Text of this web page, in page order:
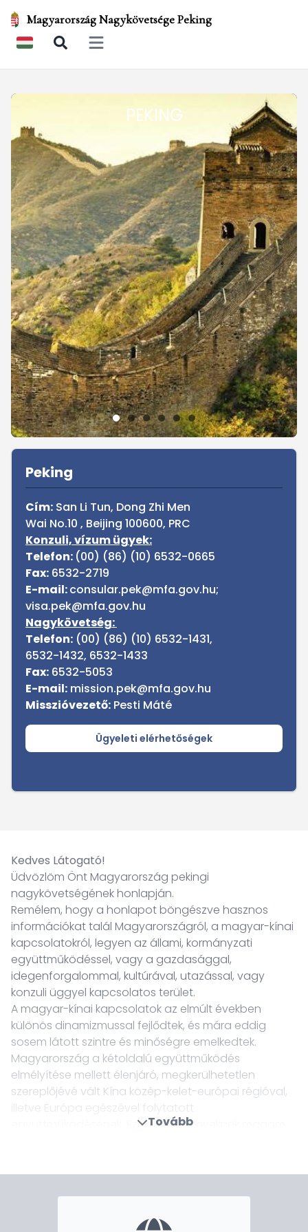
Magyarország Nagykövetsége Peking
Open main menu
PEKING
Sidebar
Peking
Cím: San Li Tun, Dong Zhi Men
Wai No.10 , Beijing 100600, PRC
Konzuli, vízum ügyek:
Telefon: (00) (86) (10) 6532-0665
Fax: 6532-2719
E-mail:consular.pek@mfa.gov.hu;
visa.pek@mfa.gov.hu
Nagykövetség:
Telefon: (00) (86) (10) 6532-1431,
6532-1432, 6532-1433
Fax: 6532-5053
E-mail: mission.pek@mfa.gov.hu
Misszióvezető: Pesti Máté
Ügyeleti elérhetőségek
Kedves Látogató!
Üdvözlöm Önt Magyarország pekingi
nagykövetségének honlapján.
Remélem, hogy a honlapot böngészve hasznos
információkat talál Magyarországról, a magyar-kínai
kapcsolatokról, legyen az állami, kormányzati
együttműködéssel, vagy a gazdasággal,
idegenforgalommal, kultúrával, utazással, vagy
konzuli üggyel kapcsolatos terület.
A magyar-kínai kapcsolatok az elmúlt években
különös dinamizmussal fejlődtek, és mára eddig
sosem látott szintre és minőségre emelkedtek.
Magyarország a kétoldalú együttműködés
elmélyítése mellett élenjáró, megkerülhetetlen
szereplőjévé vált Kína közép-kelet-európai régióval,
illetve Európa egészével folytatott
együttműködésének. Ezen eredményeknek magam
ebben a kiemelkedő időszakban segíthetem
országunk és a magyar-kínai kapcsolatok iránti
Tovább